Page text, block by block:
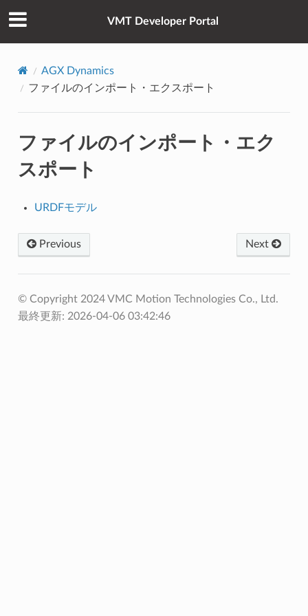
VMT Developer Portal
AGX Dynamics
ファイルのインポート・エクスポート
ファイルのインポート・エク
スポート
URDFモデル
Previous Next
© Copyright 2024 VMC Motion Technologies Co., Ltd.
最終更新: 2026-04-06 03:42:46